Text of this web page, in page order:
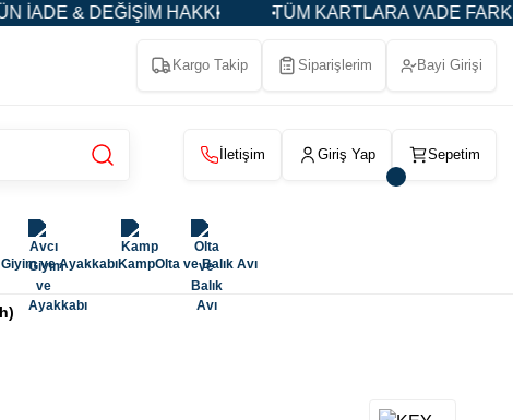
HAKKI TÜM KARTLARA VADE FARKSIZ 3-5-9
Kargo Takip Siparişlerim Bayi Girişi
İletişim Giriş Yap Sepetim
Giyim ve AyakkabıKampOlta ve Balık Avı